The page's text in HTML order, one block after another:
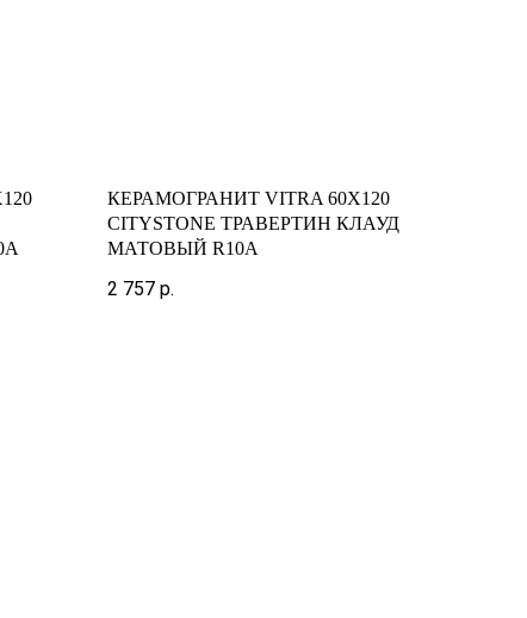
КЕРАМОГРАНИТ VITRA 60X120
CITYSTONE ТРАВЕРТИН КЛАУД
МАТОВЫЙ R10A
2 757 р.